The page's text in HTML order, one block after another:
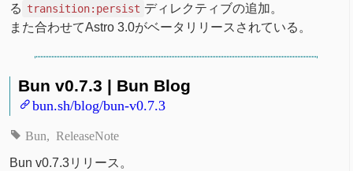
る transition:persist ディレクティブの追加。
また合わせてAstro 3.0がベータリリースされている。
Bun v0.7.3 | Bun Blog
bun.sh/blog/bun-v0.7.3
Bun ReleaseNote
Bun v0.7.3リリース。